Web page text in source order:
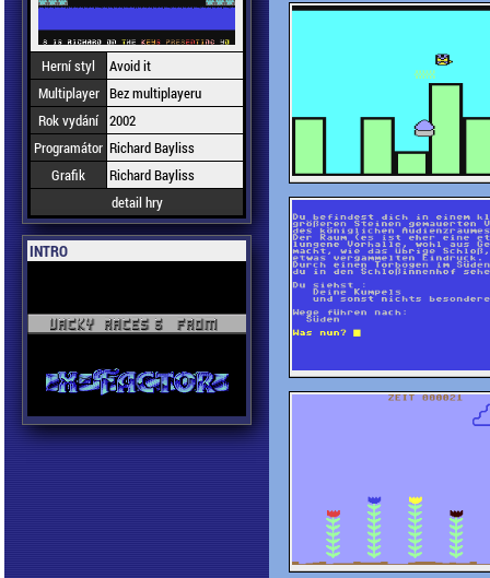
Herní styl
Avoid it
Multiplayer Bez multiplayeru
Rok vydání 2002
Programátor Richard Bayliss
Grafik
Richard Bayliss
detail hry
INTRO